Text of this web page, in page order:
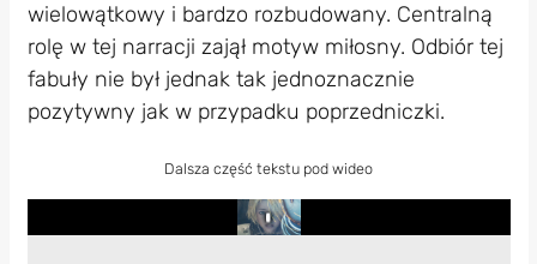
wielowątkowy i bardzo rozbudowany. Centralną
rolę w tej narracji zajął motyw miłosny. Odbiór tej
fabuły nie był jednak tak jednoznacznie
pozytywny jak w przypadku poprzedniczki.
Dalsza część tekstu pod wideo
Play